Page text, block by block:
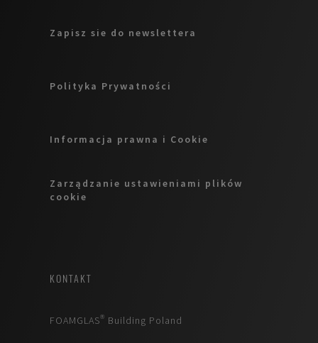
Zapisz sie do newslettera
Polityka Prywatności
Informacja prawna i Cookie
Zarządzanie ustawieniami plików
cookie
KONTAKT
FOAMGLAS® Building Poland